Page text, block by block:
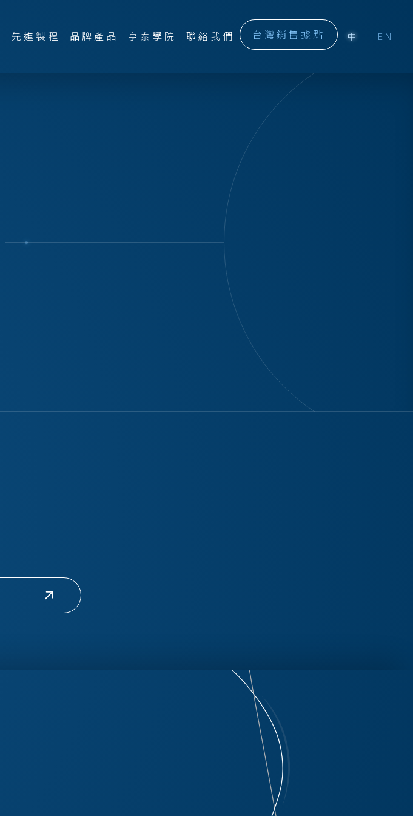
先進製程 品牌產品 亨泰學院 聯絡我們 台灣銷售據點 中 EN